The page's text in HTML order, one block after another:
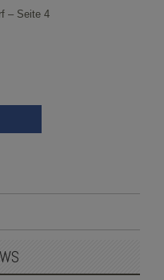
– Seite 4